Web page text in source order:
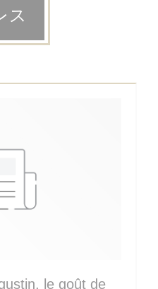
ス
le goût de